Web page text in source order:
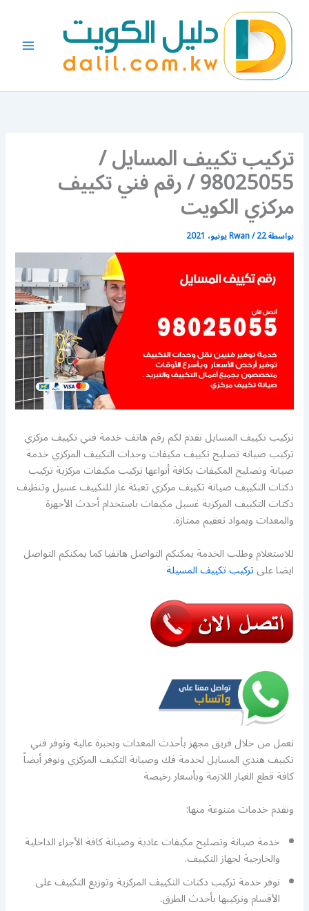
المحتوى
تركيب تكييف المسايل /
98025055 / رقم فني تكييف
مركزي الكويت
بواسطة Rwan/22 يونيو، 2021
تركيب تكييف المسايل نقدم لكم رقم هاتف خدمة فني تكييف مركزي
تركيب صيانة تصليح تكييف مكيفات وحدات التكييف المركزي خدمة
صيانة وتصليح المكيفات بكافة أنواعها تركيب مكيفات مركزية تركيب
دكتات التكييف صيانة تكييف مركزي تعبئة غاز للتكييف غسيل وتنظيف
دكتات التكييف المركزية غسيل مكيفات باستخدام أحدث الأجهزة
والمعدات وبمواد تعقيم ممتازة.
للاستعلام وطلب الخدمة يمكنكم التواصل هاتفيا كما يمكنكم التواصل
ايضا علىتركيب تكييف المسيلة
نعمل من خلال فريق مجهز بأحدث المعدات وبخبرة عالية ونوفر فني
تكييف هندي المسايل لخدمة فك وصيانة التكيف المركزي ونوفر أيضاً
كافة قطع الغيار اللازمة وبأسعار رخيصة
ونقدم خدمات متنوعة منها:
خدمة صيانة وتصليح مكيفات عادية وصيانة كافة الأجزاء الداخلية
والخارجية لجهاز التكييف.
نوفر خدمة تركيب دكتات التكييف المركزية وتوزيع التكييف على
الأقسام وتركيبها بأحدث الطرق.